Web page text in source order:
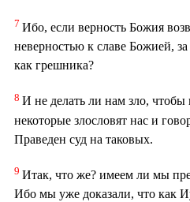
7 Ибо, если верность Божия
неверностью к славе Божией,
как грешника?
8 И не делать ли нам зло,
некоторые злословят нас и
Праведен суд на таковых.
9 Итак, что же? имеем ли мы
Ибо мы уже доказали, что как